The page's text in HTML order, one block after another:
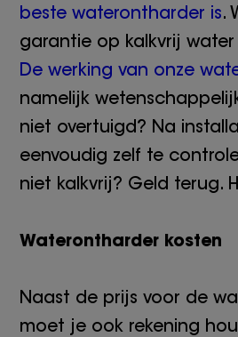
beste waterontharder is.
garantie op kalkvrij water
De werking van onze
namelijk
niet overtuigd? Na
eenvoudig zelf te
niet kalkvrij? Geld terug.
Waterontharder kosten
Naast de prijs voor de
moet je ook rekening